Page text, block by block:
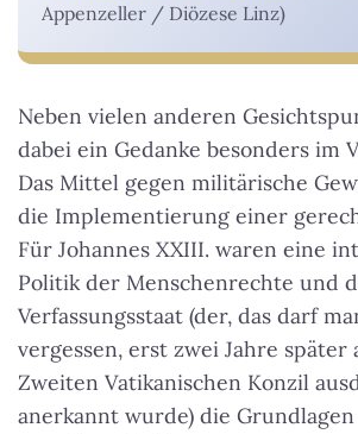
Appenzeller / Diözese Linz)
Neben vielen anderen
dabei ein Gedanke besonders im
Das Mittel gegen militärische
die Implementierung einer
Für Johannes XXIII. waren eine
Politik der Menschenrechte und
Verfassungsstaat (der, das darf
vergessen, erst zwei Jahre später
Zweiten Vatikanischen Konzil
anerkannt wurde) die